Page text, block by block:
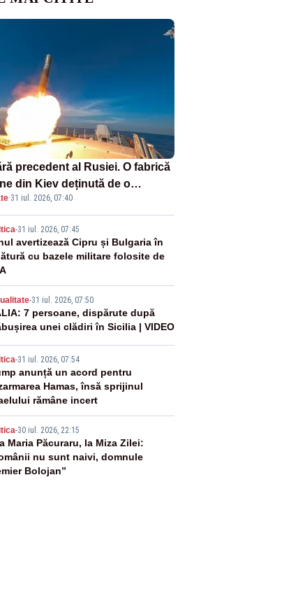
precedent al Rusiei. O fabrică
din Kiev deținută de o
americană, distrusă de o
rusească
·31 iul. 2026, 07:40
-31 iul. 2026, 07:45
avertizează Cipru și Bulgaria în
cu bazele militare folosite de
-31 iul. 2026, 07:50
7 persoane, dispărute după
unei clădiri în Sicilia | VIDEO
-31 iul. 2026, 07:54
anunță un acord pentru
Hamas, însă sprijinul
rămâne incert
-30 iul. 2026, 22:15
Maria Păcuraru, la Miza Zilei:
nu sunt naivi, domnule
Bolojan”